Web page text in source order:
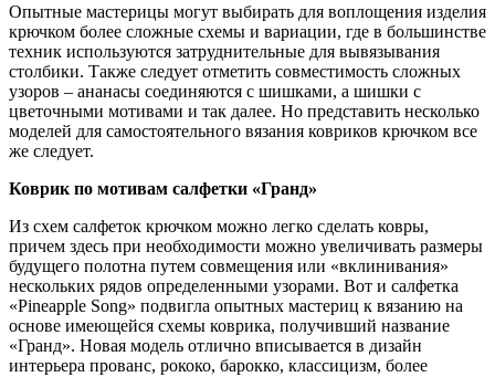
Опытные мастерицы могут выбирать для воплощения изделия
крючком более сложные схемы и вариации, где в большинстве
техник используются затруднительные для вывязывания
столбики. Также следует отметить совместимость сложных
узоров – ананасы соединяются с шишками, а шишки с
цветочными мотивами и так далее. Но представить несколько
моделей для самостоятельного вязания ковриков крючком все
же следует.
Коврик по мотивам салфетки «Гранд»
Из схем салфеток крючком можно легко сделать ковры,
причем здесь при необходимости можно увеличивать размеры
будущего полотна путем совмещения или «вклинивания»
нескольких рядов определенными узорами. Вот и салфетка
«Pineapple Song» подвигла опытных мастериц к вязанию на
основе имеющейся схемы коврика, получивший название
«Гранд». Новая модель отлично вписывается в дизайн
интерьера прованс, рококо, барокко, классицизм, более